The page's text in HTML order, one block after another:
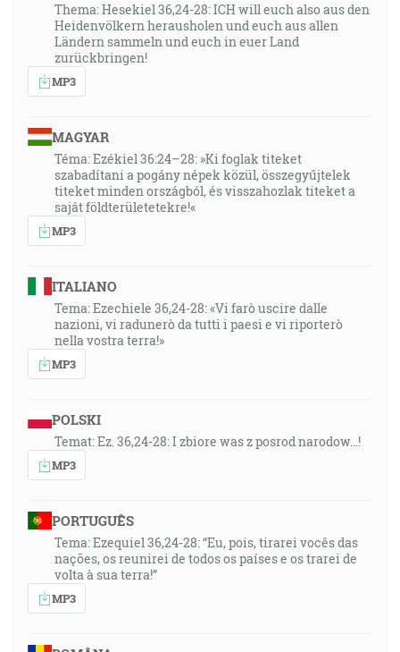
Thema: Hesekiel 36,24-28: ICH will euch also aus den
Heidenvölkern herausholen und euch aus allen
Ländern sammeln und euch in euer Land
zurückbringen!
MP3
MAGYAR
Téma: Ezékiel 36:24–28: »Ki foglak titeket
szabadítani a pogány népek közül, összegyűjtelek
titeket minden országból, és visszahozlak titeket a
saját földterületetekre!«
MP3
ITALIANO
Tema: Ezechiele 36,24-28: «Vi farò uscire dalle
nazioni, vi radunerò da tutti i paesi e vi riporterò
nella vostra terra!»
MP3
POLSKI
Temat: Ez. 36,24-28: I zbiore was z posrod narodow...!
MP3
PORTUGUÊS
Tema: Ezequiel 36,24-28: “Eu, pois, tirarei vocês das
nações, os reunirei de todos os países e os trarei de
volta à sua terra!”
MP3